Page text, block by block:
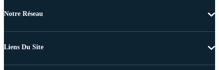
Notre Réseau
Liens Du Site